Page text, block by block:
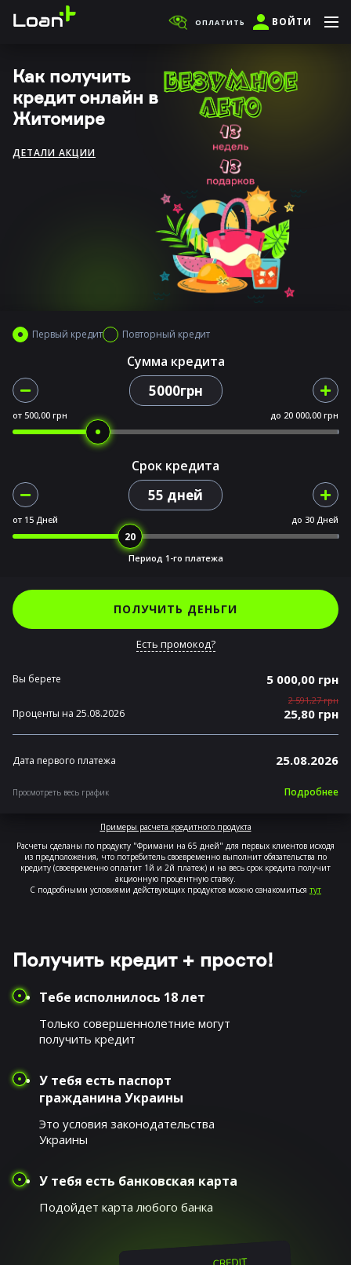
ОПЛАТИТЬ ВОЙТИ
Как получить
кредит онлайн в
Житомире
ДЕТАЛИ АКЦИИ
Первый кредит Повторный кредит
Сумма кредита
5000грн
от 500,00 грн до 20 000,00 грн
Срок кредита
55 дней
от 15 Дней до 30 Дней
Период 1-го платежа
ПОЛУЧИТЬ ДЕНЬГИ
Есть промокод?
Вы берете 5 000,00 грн
2 591,27 грн
Проценты на 25.08.2026 25,80 грн
Дата первого платежа 25.08.2026
Просмотреть весь график Подробнее
Примеры расчета кредитного продукта
Расчеты сделаны по продукту "Фримани на 65 дней" для первых клиентов исходя
из предположения, что потребитель своевременно выполнит обязательства по
кредиту (своевременно оплатит 1й и 2й платеж) и на весь срок кредита получит
акционную процентную ставку.
С подробными условиями действующих продуктов можно ознакомиться тут
Получить кредит + просто!
Тебе исполнилось 18 лет
Только совершеннолетние могут
получить кредит
У тебя есть паспорт
гражданина Украины
Это условия законодательства
Украины
У тебя есть банковская карта
Подойдет карта любого банка